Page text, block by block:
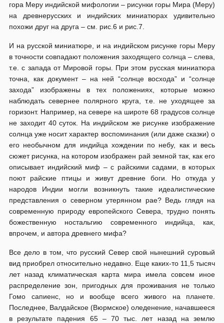
гора Меру индийской мифологии – рисунки горы Мира (Меру)
на древнерусских и индийских миниатюрах удивительно
похожи друг на друга – см. рис.6 и рис.7.
И на русской миниатюре, и на индийском рисунке горы Меру
в точности совпадают положения заходящего солнца – слева,
т.е. с запада от Мировой горы. При этом русская миниатюра
точна, как документ – на ней “солнце восхода” и “солнце
захода” изображены в тех положениях, которые можно
наблюдать севернее полярного круга, т.е. не уходящее за
горизонт. Например, на севере на широте 68 градусов солнце
не заходит 40 суток. На индийском же рисунке изображение
солнца уже носит характер воспоминания (или даже сказки) о
его необычном для индийца хождении по небу, как и весь
сюжет рисунка, на котором изображен рай земной так, как его
описывает индийский миф – с райскими садами, в которых
поют райские птицы и живут древние боги. Но откуда у
народов Индии могли возникнуть такие идеалистические
представления о северном утерянном рае? Ведь глядя на
современную природу европейского Севера, трудно понять
божественную ностальгию современного индийца, как,
впрочем, и автора древнего мифа?
Все дело в том, что русский Север свой нынешний суровый
вид приобрел относительно недавно. Еще каких-то 11,5 тысяч
лет назад климатическая карта мира имела совсем иное
распределение зон, пригодных для проживания не только
Гомо сапиенс, но и вообще всего живого на планете.
Последнее, Валдайское (Вюрмское) оледенение, начавшееся
в результате падения 65 – 70 тыс. лет назад на землю